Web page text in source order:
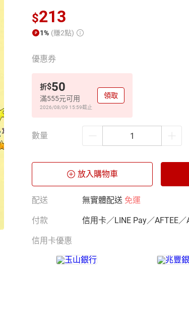
$213
1% (賺2點)
優惠券
折$50
滿555元可用
2026/08/09 15:59截止
領取
數量
放入購物車
配送 無實體配送 免運
付款 信用卡／LINE Pay／AFTEE／
信用卡優惠